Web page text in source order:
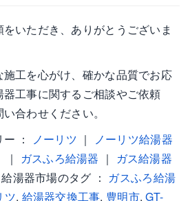
をいただき、ありがとうございま
工を心がけ、確かな品質でお応
工事に関するご相談やご依頼
合わせください。
：
ノーリツ ｜
ノーリツ給湯器
｜ ガスふろ給湯器 ｜
ガス給湯器
給湯器市場のタグ ： ガスふろ給湯
ツ, 給湯器交換工事, 豊明市,GT-